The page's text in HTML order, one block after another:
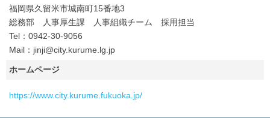
福岡県久留米市城南町15番地3
総務部 人事厚生課 人事組織チーム 採用担当
Tel：0942-30-9056
Mail：jinji@city.kurume.lg.jp
ホームページ
https://www.city.kurume.fukuoka.jp/